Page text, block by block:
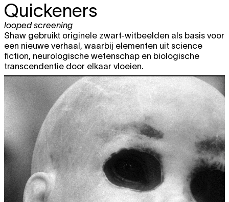
Quickeners
looped screening
Shaw gebruikt originele zwart-witbeelden als basis voor
een nieuwe verhaal, waarbij elementen uit science
fiction, neurologische wetenschap en biologische
transcendentie door elkaar vloeien.